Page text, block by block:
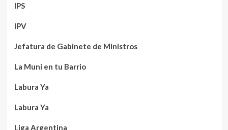
IPS
IPV
Jefatura de Gabinete de Ministros
La Muni en tu Barrio
Labura Ya
Labura Ya
Liga Argentina